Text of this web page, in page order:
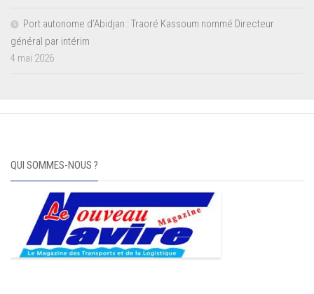
Port autonome d’Abidjan : Traoré Kassoum nommé Directeur
général par intérim
4 mai 2026
QUI SOMMES-NOUS ?